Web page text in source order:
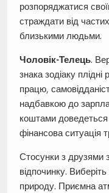
розпоряджатися
страждати від
близькими людьми.
Чоловік-Телець.
знака зодіаку плідні
працю,
надбавкою до
коштами
фінансова ситуація
Стосунки з друзями
відпочинку.
природу. Приємна